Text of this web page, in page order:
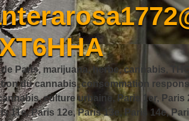
Paris, marijuana, herbe, cannabis,
du cannabis, consommation
culture urbaine, Paris 1er, Paris
11e, Paris 12e, Paris 13e, Paris 14e,